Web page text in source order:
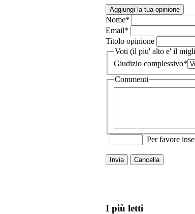
Aggiungi la tua opinione
Nome*
Email*
Titolo opinione
Voti (il piu' alto e' il
Giudizio complessivo*
Commenti
Per favore
Invia Cancella
I più letti